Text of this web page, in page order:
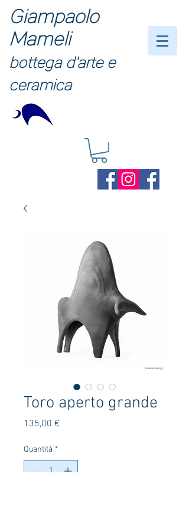
Giampaolo
Mameli
bottega d'arte e
ceramica
Toro aperto grande
135,00 €
Quantità *